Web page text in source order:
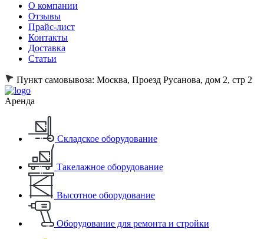
О компании
Отзывы
Прайс-лист
Контакты
Доставка
Статьи
Пункт самовывоза: Москва, Проезд Русанова, дом 2, стр 2
Аренда
Складское оборудование
Такелажное оборудование
Высотное оборудование
Оборудование для ремонта и стройки